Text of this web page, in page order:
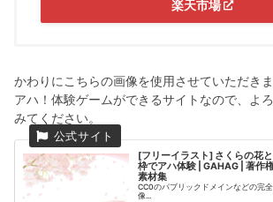
楽天市場
かわりにこちらの画像を使用させていただきま
アハ！体験ゲームができるサイトなので、よ
みてください。
[フリーイラスト] さくらの花
枠でアハ体験 | GAHAG | 著作
素材集
CC0のパブリックドメインなどの完
像...